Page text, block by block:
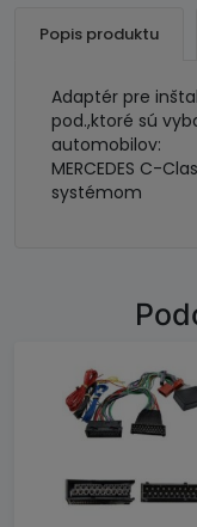
Popis produktu
Adaptér pre
pod.,ktoré sú
automobilov:
MERCEDES C-
systémom